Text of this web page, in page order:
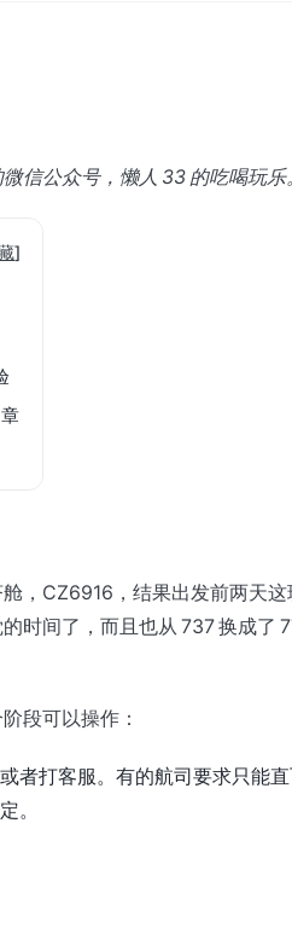
信公众号，懒人 33 的吃喝玩乐。
]
，CZ6916，结果出发前两天
时间了，而且也从 737 换成了
段可以操作：
者打客服。有的航司要求只能
。